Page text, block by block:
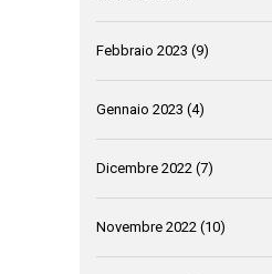
Febbraio 2023 (9)
Gennaio 2023 (4)
Dicembre 2022 (7)
Novembre 2022 (10)